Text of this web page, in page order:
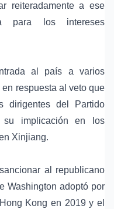
reiteradamente a ese
para los intereses
al país a varios
respuesta al veto que
dirigentes del Partido
su implicación en los
Xinjiang.
al republicano
Washington adoptó por
Kong en 2019y el